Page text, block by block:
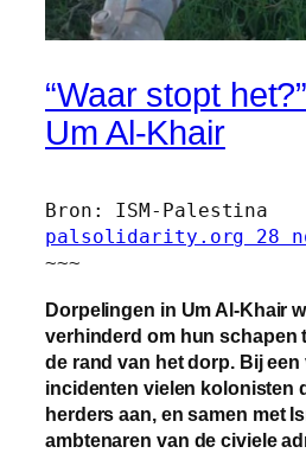
“Waar stopt
Um Al-Khair
~~~
Dorpelingen in Um Al-Khair
verhinderd om hun schapen
de rand van het dorp. Bij een
incidenten vielen kolonisten
herders aan, en samen met
ambtenaren van de civiele